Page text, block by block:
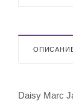
Daisy Marc